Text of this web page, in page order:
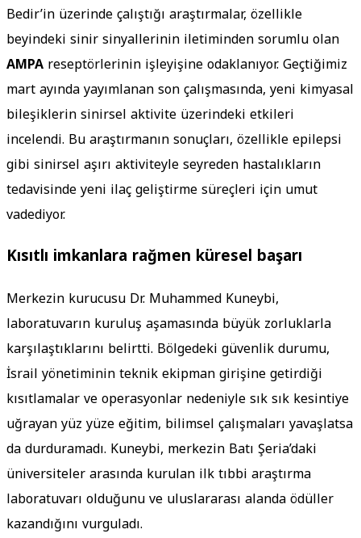
Bedir’in üzerinde çalıştığı araştırmalar, özellikle
beyindeki sinir sinyallerinin iletiminden sorumlu olan
AMPAreseptörlerinin işleyişine odaklanıyor. Geçtiğimiz
mart ayında yayımlanan son çalışmasında, yeni kimyasal
bileşiklerin sinirsel aktivite üzerindeki etkileri
incelendi. Bu araştırmanın sonuçları, özellikle epilepsi
gibi sinirsel aşırı aktiviteyle seyreden hastalıkların
tedavisinde yeni ilaç geliştirme süreçleri için umut
vadediyor.
Kısıtlı imkanlara rağmen küresel başarı
Merkezin kurucusu Dr. Muhammed Kuneybi,
laboratuvarın kuruluş aşamasında büyük zorluklarla
karşılaştıklarını belirtti. Bölgedeki güvenlik durumu,
İsrail yönetiminin teknik ekipman girişine getirdiği
kısıtlamalar ve operasyonlar nedeniyle sık sık kesintiye
uğrayan yüz yüze eğitim, bilimsel çalışmaları yavaşlatsa
da durduramadı. Kuneybi, merkezin Batı Şeria’daki
üniversiteler arasında kurulan ilk tıbbi araştırma
laboratuvarı olduğunu ve uluslararası alanda ödüller
kazandığını vurguladı.